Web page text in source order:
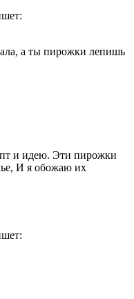
а ты пирожки лепишь
и идею. Эти пирожки
И я обожаю их